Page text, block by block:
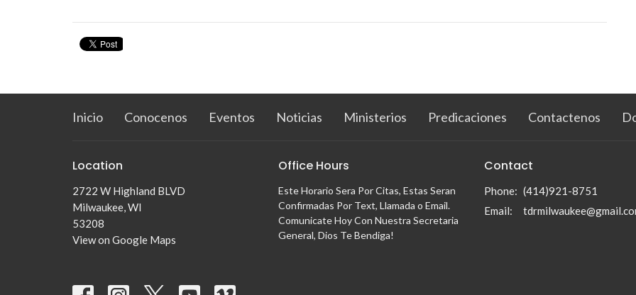
Inicio Conocenos Eventos Noticias Ministerios Predicaciones Contactenos
Location
2722 W Highland BLVD
Milwaukee, WI
53208
View on Google Maps
Office Hours
Este Horario Sera Por Citas, Estas Seran
Confirmadas Por Text, Llamada o Email.
Comunicate Hoy Con Nuestra Secretaria
General, Dios Te Bendiga!
Contact
Phone: (414)921-8751
Email: